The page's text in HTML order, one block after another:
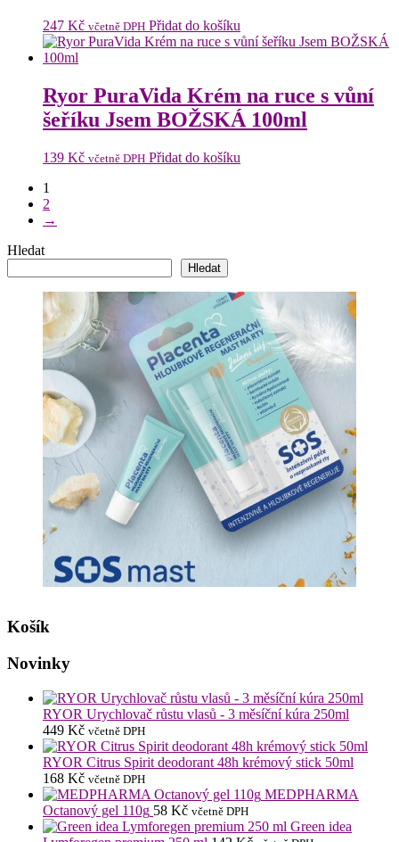
247 Kč včetně DPH Přidat do košíku
Ryor PuraVida Krém na ruce s vůní
šeříku Jsem BOŽSKÁ 100ml
139 Kč včetně DPH Přidat do košíku
1
2
→
Hledat
Hledat
Košík
Novinky
RYOR Urychlovač růstu vlasů - 3 měsíční kúra 250ml
449 Kč včetně DPH
RYOR Citrus Spirit deodorant 48h krémový stick 50ml
168 Kč včetně DPH
MEDPHARMA
Octanový gel 110g 58 Kč včetně DPH
Green idea